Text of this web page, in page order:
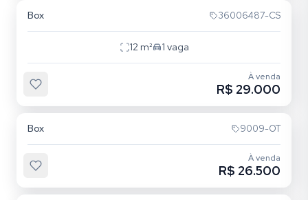
Box 36006487-CS
12m² 1 vaga
À venda
R$ 29.000
Box 9009-OT
À venda
R$ 26.500